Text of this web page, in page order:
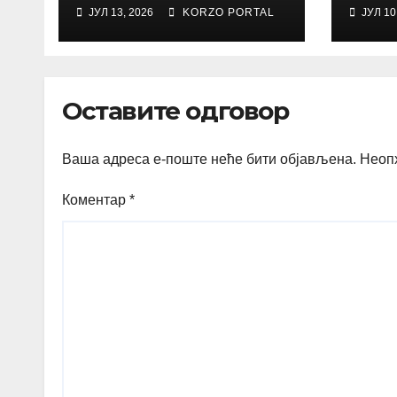
ЈУЛ 13, 2026 KORZO PORTAL ЈУЛ
Оставите одговор
Ваша адреса е-поште неће бити објављена.
Коментар *